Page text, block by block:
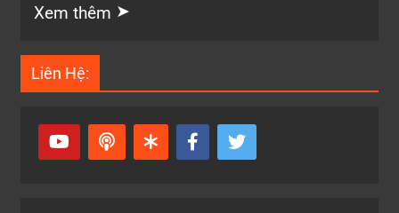
Xem thêm ➤
Liên Hệ: